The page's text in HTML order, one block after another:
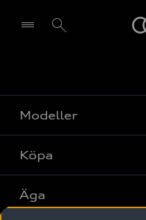
Modeller
Alla modeller
Elbilar
Köpa
Privaterbjudanden
Äga